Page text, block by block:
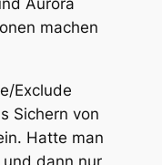
Aurora
machen
Exclude
Sichern von
Hatte man
dann nur